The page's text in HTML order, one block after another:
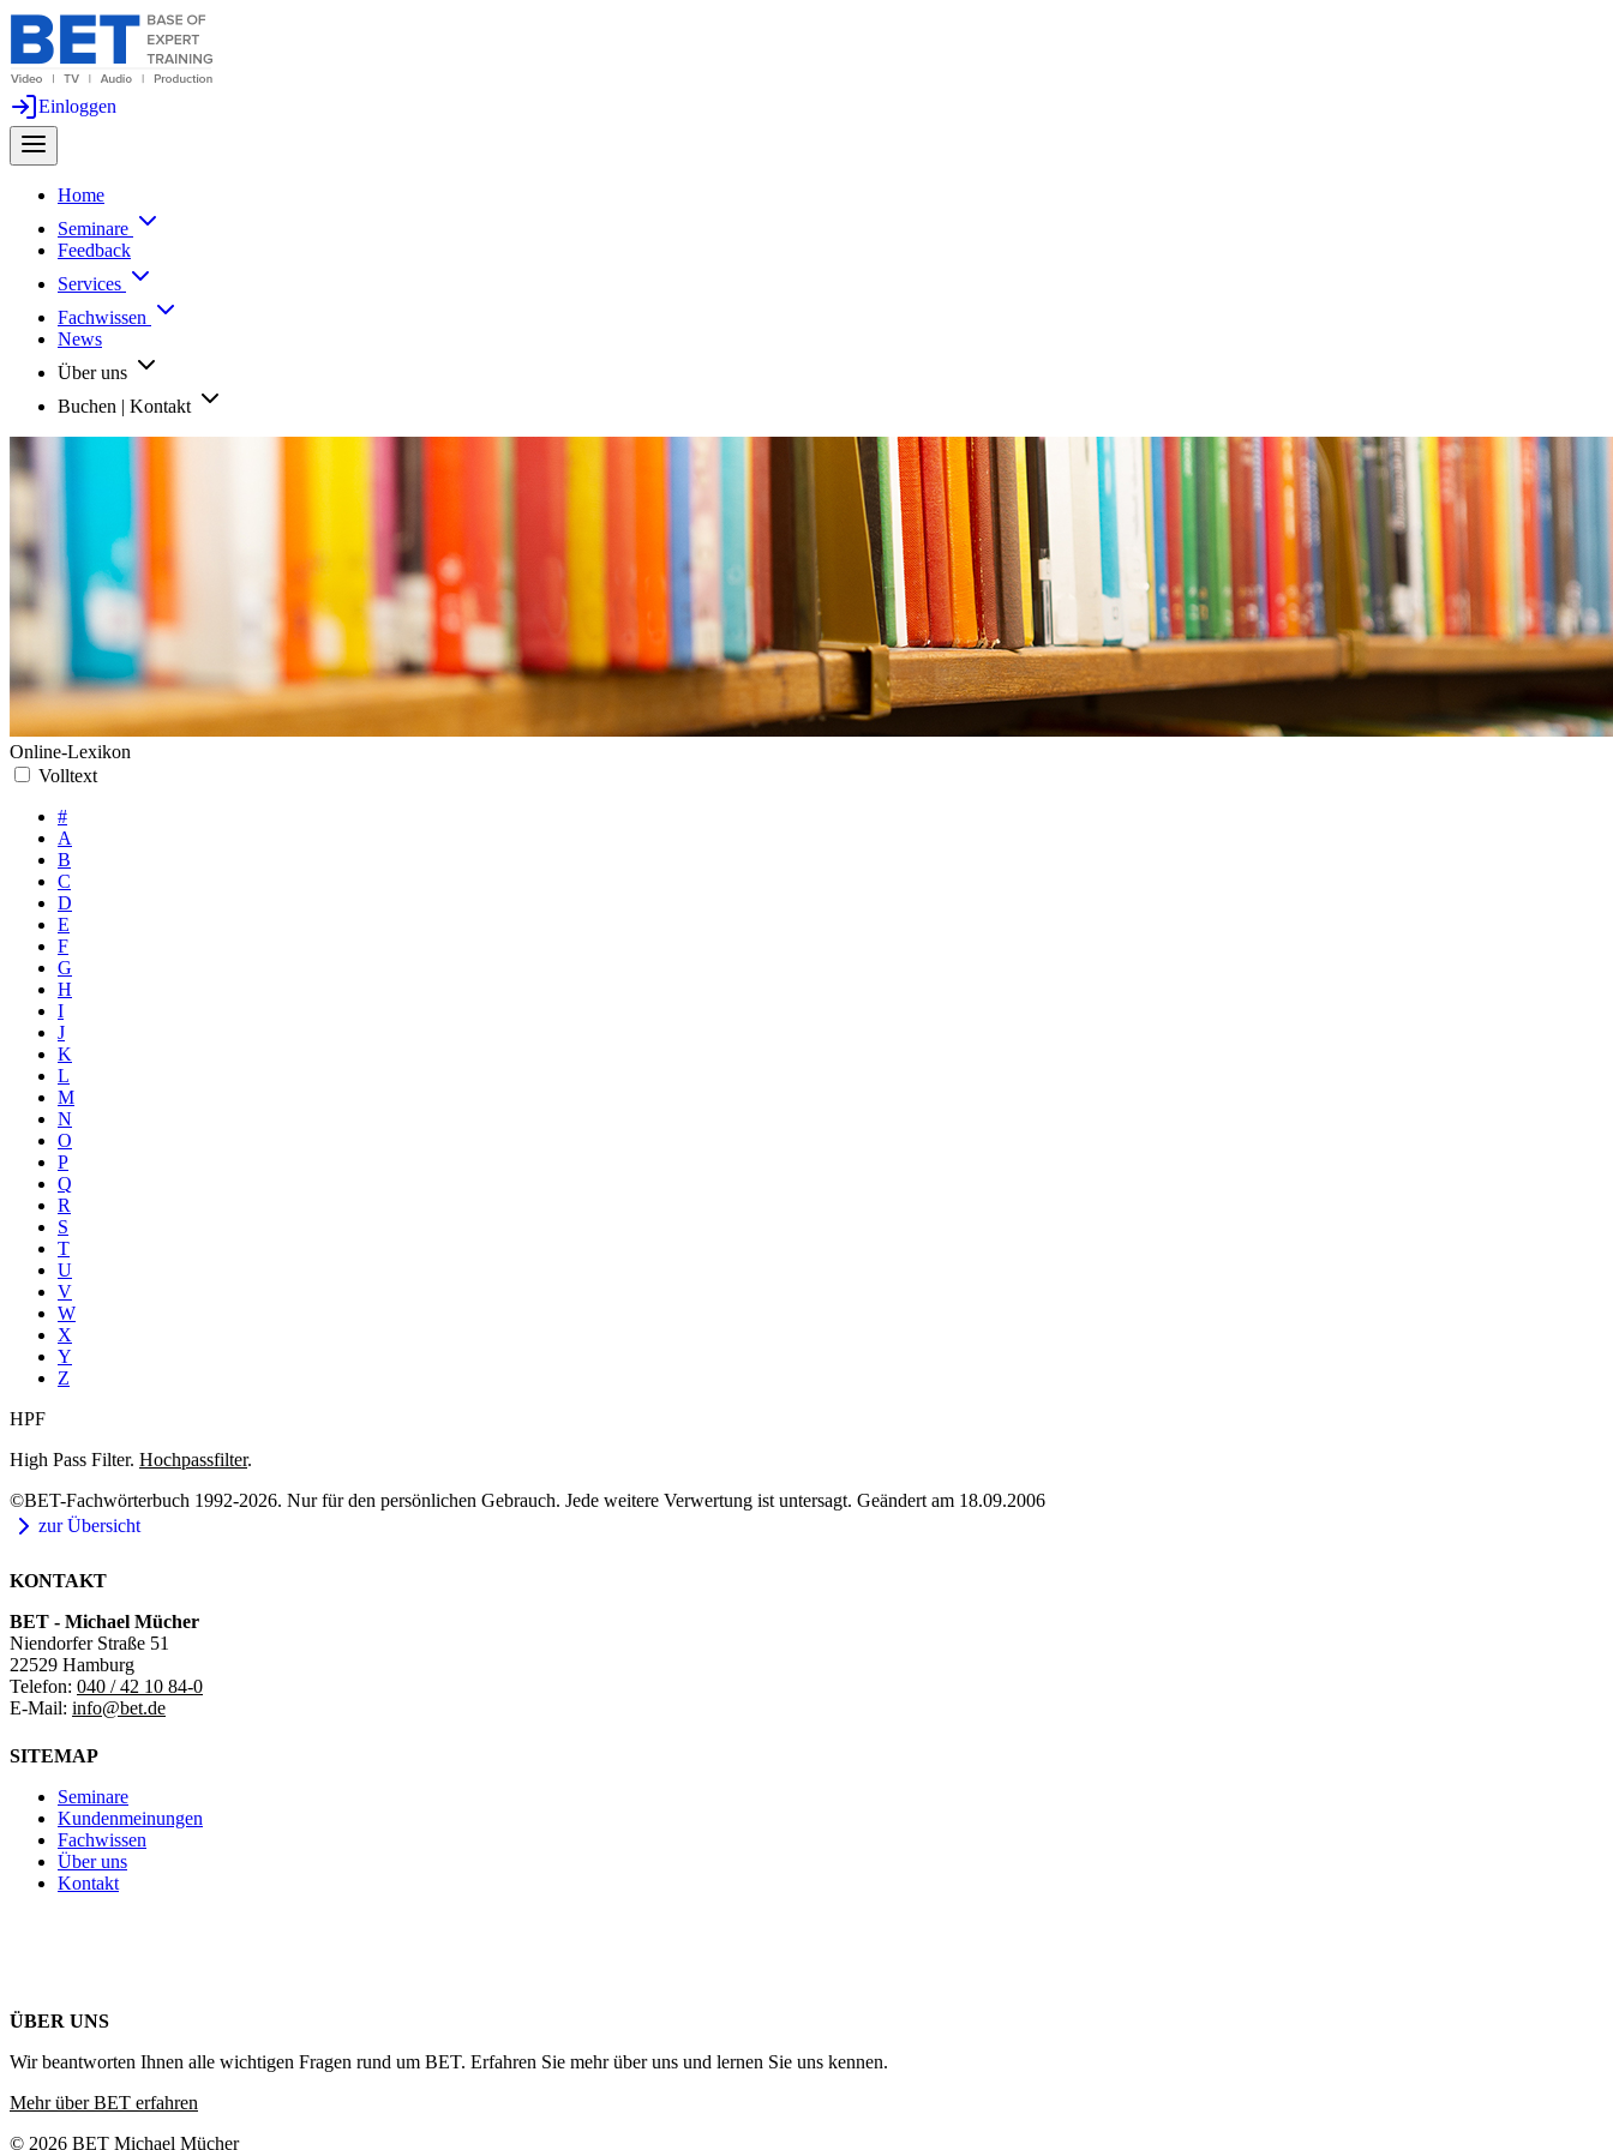
Einloggen
Home
Seminare
Feedback
Services
Fachwissen
News
Über uns
Buchen | Kontakt
Online-Lexikon
Volltext
#
A
B
C
D
E
F
G
H
I
J
K
L
M
N
O
P
Q
R
S
T
U
V
W
X
Y
Z
HPF
High Pass Filter. Hochpassfilter.
©BET-Fachwörterbuch 1992-2026. Nur für den persönlichen Gebrauch. Jede weitere Verwertung ist untersagt. Geändert am 18.09.2006
zur Übersicht
KONTAKT
BET - Michael Mücher
Niendorfer Straße 51
22529 Hamburg
Telefon: 040 / 42 10 84-0
E-Mail: info@bet.de
SITEMAP
Seminare
Kundenmeinungen
Fachwissen
Über uns
Kontakt
ÜBER UNS
Wir beantworten Ihnen alle wichtigen Fragen rund um BET. Erfahren Sie mehr über uns und lernen Sie uns kennen.
Mehr über BET erfahren
© 2026 BET Michael Mücher